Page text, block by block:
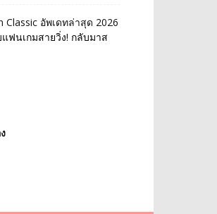
Classic อัพเดทล่าสุด 2026
ฟนเกมสายวิ่ง! กลับมาส